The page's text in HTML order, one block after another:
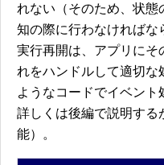
れない（そのため、状態
知の際に行わなければな
実行再開は、アプリにそ
れをハンドルして適切な
ようなコードでイベント
詳しくは後編で説明する
能）。